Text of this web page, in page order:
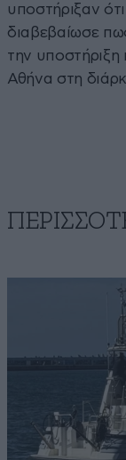
υποστήριξαν
διαβεβαίωσε
την υποστήριξη
Αθήνα στη